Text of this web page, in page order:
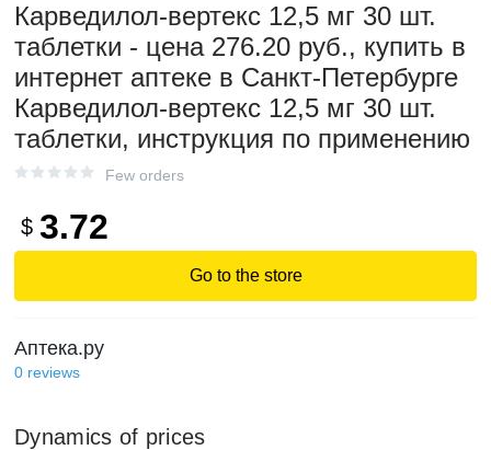
Карведилол-вертекс 12,5 мг 30 шт.
таблетки - цена 276.20 руб., купить в
интернет аптеке в Санкт-Петербурге
Карведилол-вертекс 12,5 мг 30 шт.
таблетки, инструкция по применению
Few orders
$ 3.72
Go to the store
Аптека.ру
0 reviews
Dynamics of prices